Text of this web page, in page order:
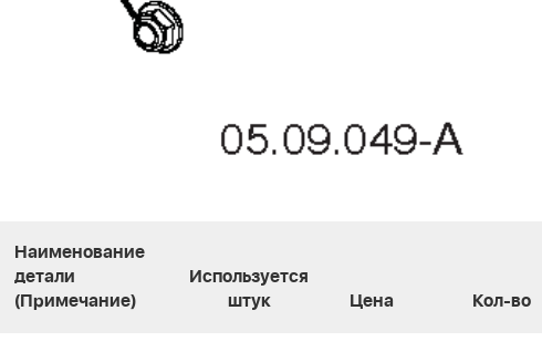
Наименование
детали
(Примечание)
Используется
штук
Цена Кол-во